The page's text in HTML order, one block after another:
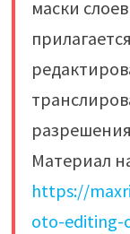
маски
Материал
https://
oto-editing-